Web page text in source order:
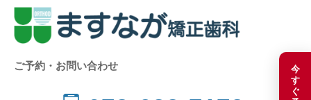
ご予約・お問い合わせ
今
す
ぐ